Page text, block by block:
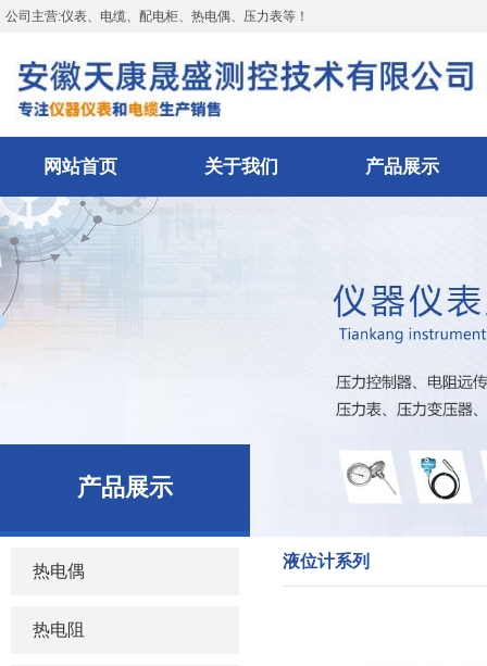
公司主营:仪表、电缆、配电柜、热电偶、压力表等！
网站首页 关于我们 产品展示
产品展示
热电偶
热电阻
液位计系列